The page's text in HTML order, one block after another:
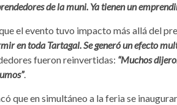
de la muni. Ya tienen un
el evento tuvo impacto más allá del
en toda Tartagal. Se generó un efecto
fueron reinvertidas: “Muchos
.
que en simultáneo a la feria se